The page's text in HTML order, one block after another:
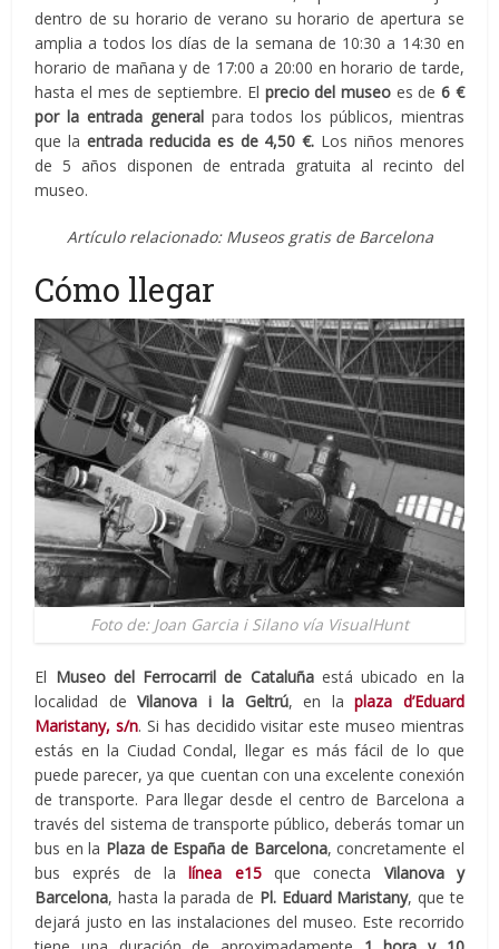
dentro de su horario de verano su horario de apertura se
amplia a todos los días de la semana de 10:30 a 14:30 en
horario de mañana y de 17:00 a 20:00 en horario de tarde,
hasta el mes de septiembre. El precio del museoes de 6 €
por la entrada generalpara todos los públicos, mientras
que la entrada reducida es de 4,50 €. Los niños menores
de 5 años disponen de entrada gratuita al recinto del
museo.
Artículo relacionado: Museos gratis de Barcelona
Cómo llegar
Foto de: Joan Garcia i Silano vía VisualHunt
El Museo del Ferrocarril de Cataluñaestá ubicado en la
localidad deVilanova i la Geltrú, en laplaza d’Eduard
Maristany, s/n. Si has decidido visitar este museo mientras
estás en la Ciudad Condal, llegar es más fácil de lo que
puede parecer, ya que cuentan con una excelente conexión
de transporte. Para llegar desde el centro de Barcelona a
través del sistema de transporte público, deberás tomar un
bus en la Plaza de España de Barcelona, concretamente el
bus exprés de lalínea e15que conecta Vilanova y
Barcelona, hasta la parada de Pl. Eduard Maristany, que te
dejará justo en las instalaciones del museo. Este recorrido